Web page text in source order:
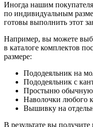
Иногда нашим
по индивидуальным
готовы выполнить этот
Например, вы можете
в каталоге комплектов
размере:
Пододеяльник на
Пододеяльник с
Простыню обычную
Наволочки любого
Вышивку на
В результате вы